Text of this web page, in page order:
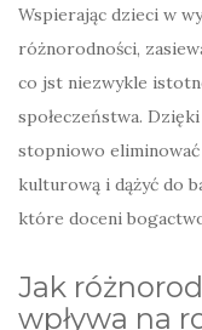
Wspierając dzieci w
różnorodności,
co jst niezwykle
społeczeństwa.
stopniowo
kulturową i dążyć do
które doceni
Jak
wpływa na